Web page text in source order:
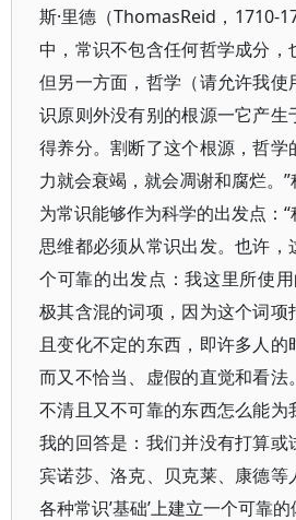
斯·里德（ThomasReid，1710-
中，常识不包含任何哲学成分，
但另一方面，哲学（请允许我使
识原则外没有别的根源一它产生
得养分。割断了这个根源，哲学
力就会衰竭，就会凋谢和腐烂。
为常识能够作为科学的出发点：
思维都必须从常识出发。也许，
个可靠的出发点：我这里所使
极其含混的词项，因为这个词项
且变化不定的东西，即许多人
而又不恰当、虚假的直觉和看法
不清且又不可靠的东西怎么能为
我的回答是：我们并没有打算或
宾诺莎、洛克、贝克莱、康德等
各种常识’基础’上建立一个可靠